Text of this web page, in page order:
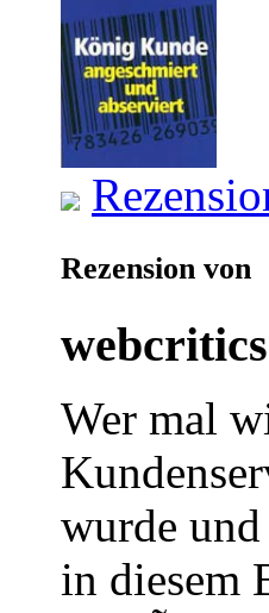
Rezension von
Wer mal
wurde
in diesem